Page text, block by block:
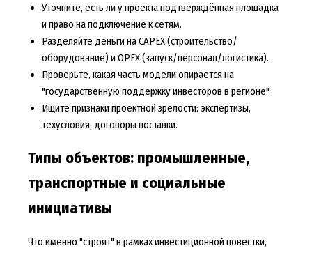
Уточните, есть ли у проекта подтверждённая площадка
и право на подключение к сетям.
Разделяйте деньги на CAPEX (строительство/
оборудование) и OPEX (запуск/персонал/логистика).
Проверьте, какая часть модели опирается на
"государственную поддержку инвесторов в регионе".
Ищите признаки проектной зрелости: экспертизы,
техусловия, договоры поставки.
Типы объектов: промышленные,
транспортные и социальные
инициативы
Что именно "строят" в рамках инвестиционной повестки,